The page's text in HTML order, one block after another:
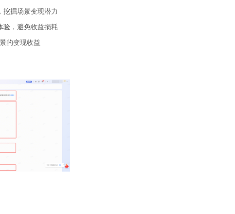
挖掘场景变现潜力
验，避免收益损耗
的变现收益